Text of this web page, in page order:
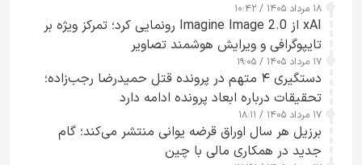
۱۸ مرداد ۱۴۰۵ / ۱۰:۴۲
xAI از Imagine Image 2.0 رونمایی کرد؛ تمرکز ویژه بر
تایپوگرافی و ویرایش هوشمند تصاویر
۱۷ مرداد ۱۴۰۵ / ۱۹:۰۵
دستگیری ۴ متهم در پرونده قتل حمیدرضا رجب‌زاده؛
تحقیقات درباره ابعاد پرونده ادامه دارد
۱۷ مرداد ۱۴۰۵ / ۱۸:۱۱
برزیل هر سال اوراق قرضه یوانی منتشر می‌کند؛ گام
جدید در همکاری مالی با چین